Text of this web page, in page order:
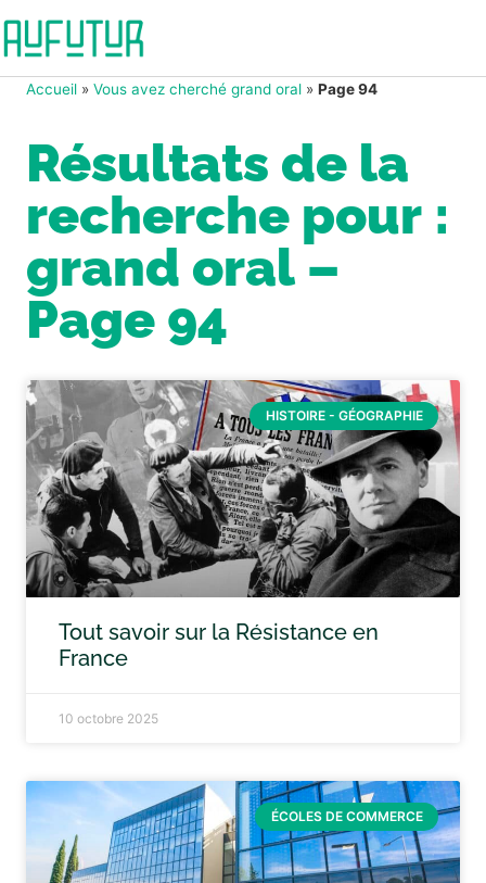
Accueil » Vous avez cherché grand oral » Page 94
Résultats de la
recherche pour :
grand oral –
Page 94
HISTOIRE - GÉOGRAPHIE
Tout savoir sur la Résistance en
France
10 octobre 2025
ÉCOLES DE COMMERCE